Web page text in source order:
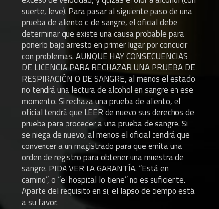
suerte, leve). Para pasar al siguiente paso de una
prueba de aliento o de sangre, el oficial debe
determinar que existe una causa probable para
ponerlo bajo arresto en primer lugar por conducir
con problemas. AUNQUE HAY CONSECUENCIAS
DE LICENCIA PARA RECHAZAR UNA PRUEBA DE
RESPIRACIÓN O DE SANGRE, al menos el estado
no tendrá una lectura de alcohol en sangre en ese
momento. Si rechaza una prueba de aliento, el
oficial tendrá que LEER de nuevo sus derechos de
prueba para proceder a una prueba de sangre. Si
se niega de nuevo, al menos el oficial tendrá que
convencer a un magistrado para que emita una
orden de registro para obtener una muestra de
sangre. PIDA VER LA GARANTÍA. “Está en
camino”, o “el hospital lo tiene” no es suficiente.
Aparte del requisito en sí, el lapso de tiempo está
a su favor.